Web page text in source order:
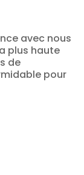
avec nous
plus haute
de
pour